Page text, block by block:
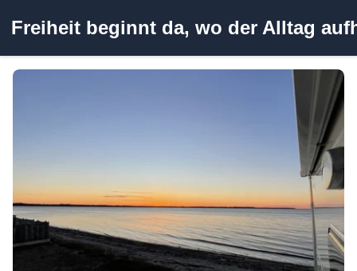
Inhalt
Freiheit beginnt da, wo der Alltag